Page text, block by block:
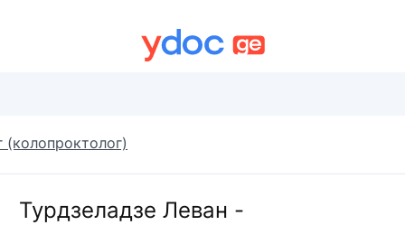
(колопроктолог)
Турдзеладзе Леван -